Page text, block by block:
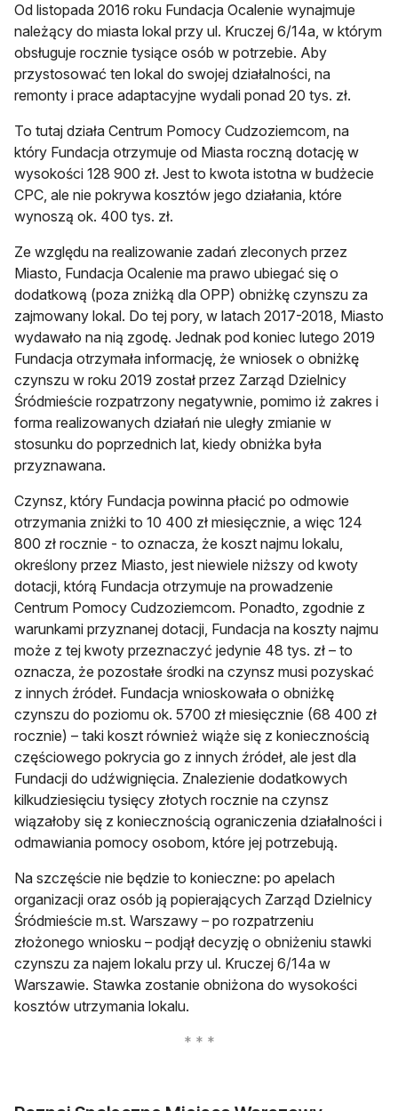
Od listopada 2016 roku Fundacja Ocalenie wynajmuje
należący do miasta lokal przy ul. Kruczej 6/14a, w którym
obsługuje rocznie tysiące osób w potrzebie. Aby
przystosować ten lokal do swojej działalności, na
remonty i prace adaptacyjne wydali ponad 20 tys. zł.
To tutaj działa Centrum Pomocy Cudzoziemcom, na
który Fundacja otrzymuje od Miasta roczną dotację w
wysokości 128 900 zł. Jest to kwota istotna w budżecie
CPC, ale nie pokrywa kosztów jego działania, które
wynoszą ok. 400 tys. zł.
Ze względu na realizowanie zadań zleconych przez
Miasto, Fundacja Ocalenie ma prawo ubiegać się o
dodatkową (poza zniżką dla OPP) obniżkę czynszu za
zajmowany lokal. Do tej pory, w latach 2017-2018, Miasto
wydawało na nią zgodę. Jednak pod koniec lutego 2019
Fundacja otrzymała informację, że wniosek o obniżkę
czynszu w roku 2019 został przez Zarząd Dzielnicy
Śródmieście rozpatrzony negatywnie, pomimo iż zakres i
forma realizowanych działań nie uległy zmianie w
stosunku do poprzednich lat, kiedy obniżka była
przyznawana.
Czynsz, który Fundacja powinna płacić po odmowie
otrzymania zniżki to 10 400 zł miesięcznie, a więc 124
800 zł rocznie - to oznacza, że koszt najmu lokalu,
określony przez Miasto, jest niewiele niższy od kwoty
dotacji, którą Fundacja otrzymuje na prowadzenie
Centrum Pomocy Cudzoziemcom. Ponadto, zgodnie z
warunkami przyznanej dotacji, Fundacja na koszty najmu
może z tej kwoty przeznaczyć jedynie 48 tys. zł – to
oznacza, że pozostałe środki na czynsz musi pozyskać
z innych źródeł. Fundacja wnioskowała o obniżkę
czynszu do poziomu ok. 5700 zł miesięcznie (68 400 zł
rocznie) – taki koszt również wiąże się z koniecznością
częściowego pokrycia go z innych źródeł, ale jest dla
Fundacji do udźwignięcia. Znalezienie dodatkowych
kilkudziesięciu tysięcy złotych rocznie na czynsz
wiązałoby się z koniecznością ograniczenia działalności i
odmawiania pomocy osobom, które jej potrzebują.
Na szczęście nie będzie to konieczne: po apelach
organizacji oraz osób ją popierających Zarząd Dzielnicy
Śródmieście m.st. Warszawy – po rozpatrzeniu
złożonego wniosku – podjął decyzję o obniżeniu stawki
czynszu za najem lokalu przy ul. Kruczej 6/14a w
Warszawie. Stawka zostanie obniżona do wysokości
kosztów utrzymania lokalu.